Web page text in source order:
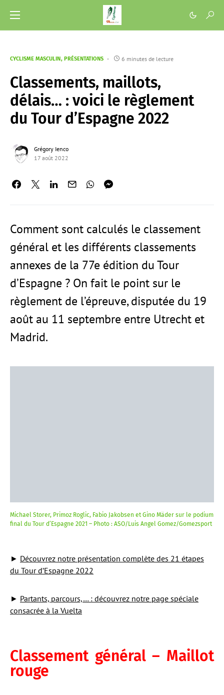
CYCLISME MASCULIN PRÉSENTATIONS 6 minutes de lecture
Classements, maillots,
délais… : voici le règlement
du Tour d’Espagne 2022
Grégory Ienco
17 août 2022
Comment sont calculés le classement
général et les différents classements
annexes de la 77e édition du Tour
d’Espagne ? On fait le point sur le
règlement de l’épreuve, disputée du 19
août au 11 septembre entre Utrecht et
Madrid.
Michael Storer, Primoz Roglic, Fabio Jakobsen et Gino Mäder sur le podium
final du Tour d’Espagne 2021 – Photo : ASO/Luis Angel Gomez/Gomezsport
► Découvrez notre présentation complète des 21 étapes
du Tour d’Espagne 2022
► Partants, parcours,… : découvrez notre page spéciale
consacrée à la Vuelta
Classement général – Maillot
rouge